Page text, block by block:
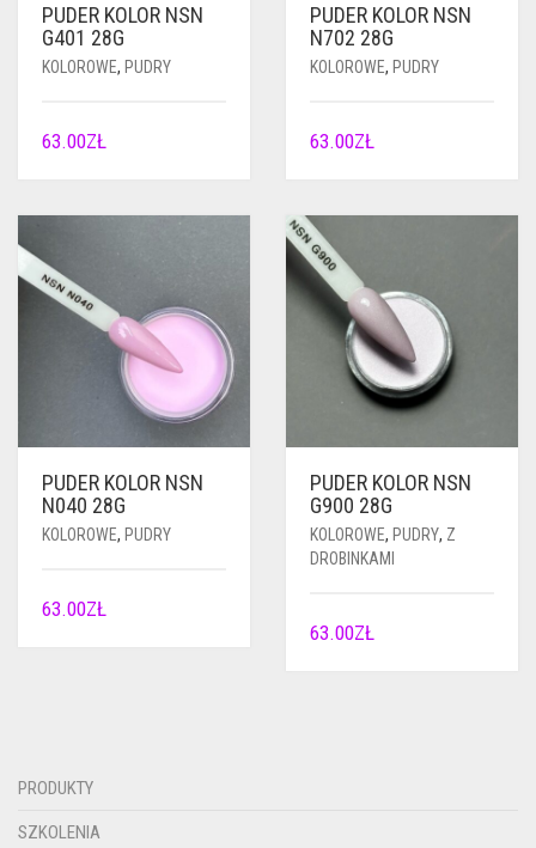
PUDER KOLOR NSN
G401 28G
KOLOROWE, PUDRY
63.00ZŁ
PUDER KOLOR NSN
N702 28G
KOLOROWE, PUDRY
63.00ZŁ
PUDER KOLOR NSN
N040 28G
KOLOROWE, PUDRY
63.00ZŁ
PUDER KOLOR NSN
G900 28G
KOLOROWE, PUDRY, Z
DROBINKAMI
63.00ZŁ
PRODUKTY
SZKOLENIA